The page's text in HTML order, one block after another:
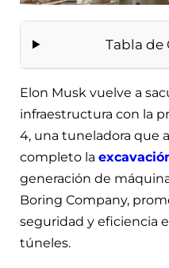
Tabla de
Elon Musk vuelve a
infraestructura con la
4, una tuneladora que
completo la
generación de
Boring Company,
seguridad y eficiencia
túneles.